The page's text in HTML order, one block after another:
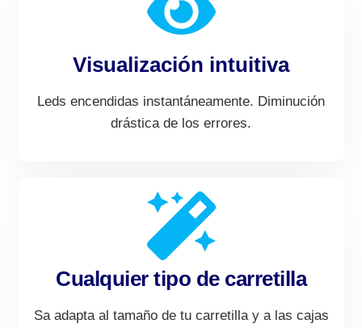
Visualización intuitiva
Leds encendidas instantáneamente. Diminución
drástica de los errores.
Cualquier tipo de carretilla
Sa adapta al tamaño de tu carretilla y a las cajas